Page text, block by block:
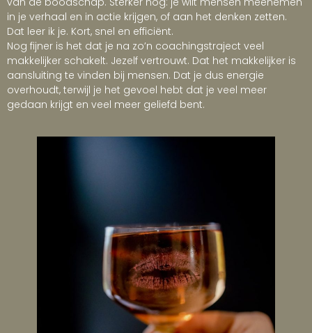
in je verhaal en in actie krijgen, of aan het denken zetten.
Dat leer ik je. Kort, snel en efficiënt.
Nog fijner is het dat je na zo’n coachingstraject veel
makkelijker schakelt. Jezelf vertrouwt. Dat het makkelijker is
aansluiting te vinden bij mensen. Dat je dus energie
overhoudt, terwijl je het gevoel hebt dat je veel meer
gedaan krijgt en veel meer geliefd bent.